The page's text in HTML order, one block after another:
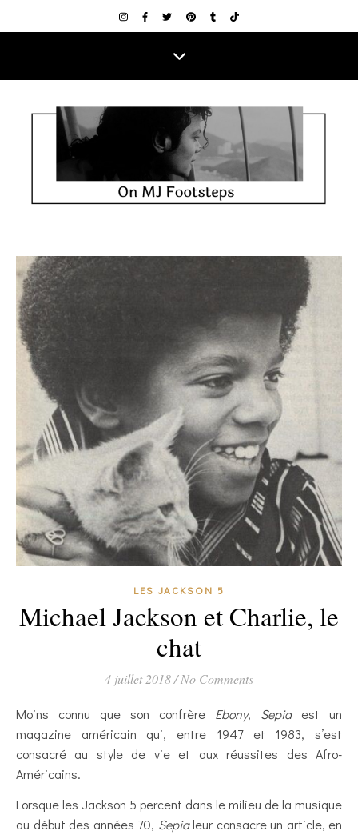
LES JACKSON 5
Michael Jackson et Charlie, le
chat
4 juillet 2018/ No Comments
Moins connu que son confrère Ebony, Sepiaest un
magazine américain qui, entre 1947 et 1983, s’est
consacré au style de vie et aux réussites des Afro-
Américains.
Lorsque les Jackson 5 percent dans le milieu de la musique
au début des années 70, Sepialeur consacre un article, en